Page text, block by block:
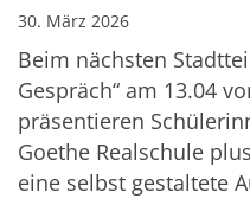
30. März 2026
Beim nächsten
Gespräch“ am 13.04
präsentieren
Goethe Realschule
eine selbst gestaltete